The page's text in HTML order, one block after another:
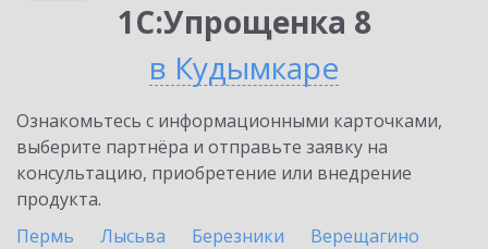
1С:Упрощенка 8
в Кудымкаре
Ознакомьтесь с информационными карточками,
выберите партнёра и отправьте заявку на
консультацию, приобретение или внедрение
продукта.
Пермь
Лысьва Березники
Верещагино